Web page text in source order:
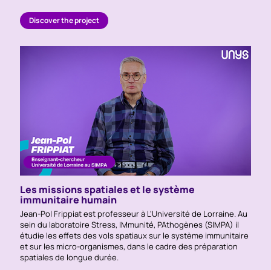
Discover the project
Les missions spatiales et le système
immunitaire humain
Jean-Pol Frippiat est professeur à L'Université de Lorraine. Au
sein du laboratoire Stress, IMmunité, PAthogènes (SIMPA) il
étudie les effets des vols spatiaux sur le système immunitaire
et sur les micro-organismes, dans le cadre des préparation
spatiales de longue durée.